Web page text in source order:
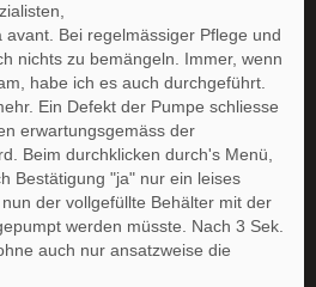
Bei regelmässiger Pflege und
nichts zu bemängeln. Immer, wenn
habe ich es auch durchgeführt.
Ein Defekt der Pumpe schliesse
erwartungsgemäss der
Beim durchklicken durch's Menü,
Bestätigung "ja" nur ein leises
der vollgefüllte Behälter mit der
werden müsste. Nach 3 Sek.
auch nur ansatzweise die